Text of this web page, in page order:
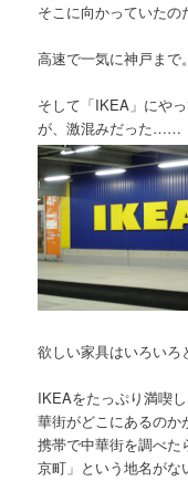
そこに向かっていたの
高速で一気に神戸ま
そして「IKEA」にや
が、激混みだった……
欲しい家具はいろい
IKEAをたっぷり満喫
華街がどこにあるのか
携帯で中華街を調べ
京町」という地名が